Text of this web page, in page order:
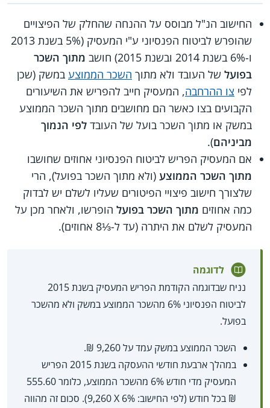
החישוב הנ"ל מבוסס על ההנחה שהחלק של הפיצויים
שהופרש לביטוח הפנסיוני ע"י המעסיק (5% בשנת 2013
ו-6% בשנת 2014 ובשנת 2015) חושב
מתוך השכר
בפועל של העובד ולא מתוך השכר הממוצע במשק (שכן
לפי צו ההרחבה, המעסיק חייב להפריש את השיעורים
הקבועים בצו כאשר הם מחושבים מתוך השכר הממוצע
במשק או מתוך השכר בועל של העובד לפי הנמוך
מביניהם).
אם המעסיק הפריש לביטוח הפנסיוני אחוזים שחושבו
מתוך השכר הממוצע (ולא מתוך השכר בפועל), הרי
שלצורך חישוב פיצויי הפיטורים שעליו לשלם יש לבדוק
כמה אחוזים מתוך השכר בפועל הופרשו, ולאחר מכן על
המעסיק לשלם את היתרה (עד ל-⅓8 אחוזים).
לדוגמה
נניח שבדוגמה הקודמת הפריש המעסיק בשנת 2015
לביטוח הפנסיוני 6% מהשכר הממוצע במשק ולא מהשכר
בפועל.
השכר הממוצע במשק עמד על 9,260 ₪.
במהלך ארבעת חודשי ההעסקה בשנת 2015 הפריש
המעסיק מדי חודש 6% מהשכר הממוצע, כלומר 555.60
₪ בכל חודש (לפי החישוב: 6% X‏ 9,260). סכום זה מהווה